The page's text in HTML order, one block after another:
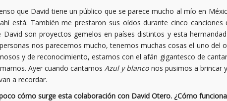
que David tiene un público que se parece mucho al mío en
está. También me prestaron sus oídos durante cinco canciones
son proyectos gemelos en países distintos y esta
nos parecemos mucho, tenemos muchas cosas el uno del
y de reconocimiento, estamos con el afán gigantesco de
Ayer cuando cantamosAzul y blanconos pusimos a brincar
a recordar.
cómo surge esta colaboración con David Otero. ¿Cómo funciona